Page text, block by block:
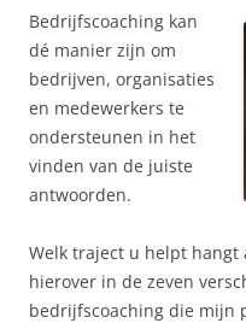
Bedrijfscoaching kan
dé manier zijn om
bedrijven, organisaties
en medewerkers te
ondersteunen in het
vinden van de juiste
antwoorden.
Welk traject u helpt hangt
hierover in de zeven
bedrijfscoaching die mijn